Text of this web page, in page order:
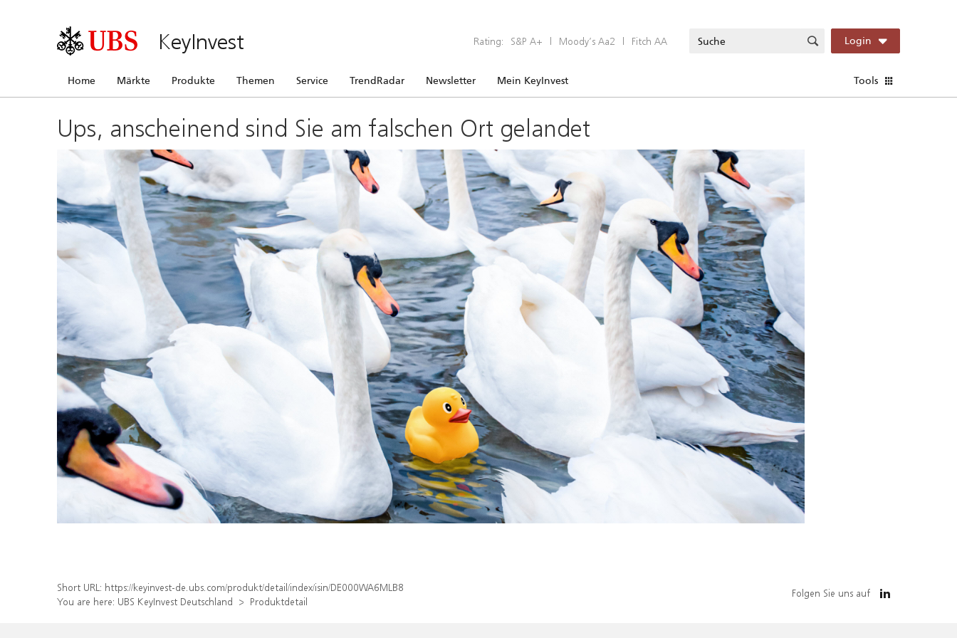
KeyInvest Rating: S&P A+ | Moody’s Aa2 | Fitch AA Login
Home Märkte Produkte Themen Service TrendRadar Newsletter Mein KeyInvest Tools
Ups, anscheinend sind Sie am falschen Ort gelandet
Short URL: https://keyinvest-de.ubs.com/produkt/detail/index/isin/DE000WA6MLB8
You are here: UBS KeyInvest Deutschland Produktdetail
Folgen Sie uns auf